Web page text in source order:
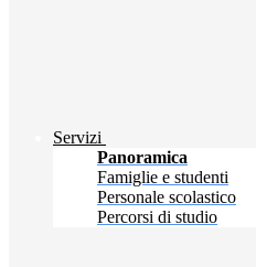
Servizi
Panoramica
Famiglie e studenti
Personale scolastico
Percorsi di studio